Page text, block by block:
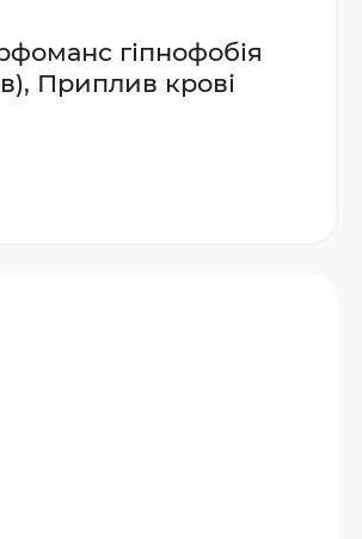
гіпнофобія
Приплив крові